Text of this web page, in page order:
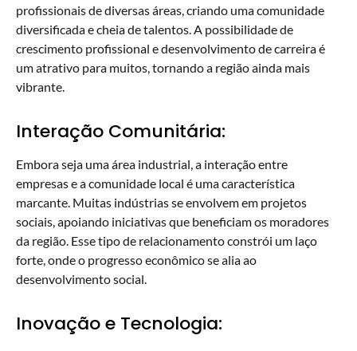
profissionais de diversas áreas, criando uma comunidade
diversificada e cheia de talentos. A possibilidade de
crescimento profissional e desenvolvimento de carreira é
um atrativo para muitos, tornando a região ainda mais
vibrante.
Interação Comunitária:
Embora seja uma área industrial, a interação entre
empresas e a comunidade local é uma característica
marcante. Muitas indústrias se envolvem em projetos
sociais, apoiando iniciativas que beneficiam os moradores
da região. Esse tipo de relacionamento constrói um laço
forte, onde o progresso econômico se alia ao
desenvolvimento social.
Inovação e Tecnologia: